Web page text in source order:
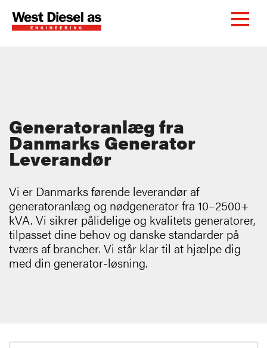
Generatoranlæg fra
Danmarks Generator
Leverandør
Vi er Danmarks førende leverandør af
generatoranlæg og nødgenerator fra 10–2500+
kVA. Vi sikrer pålidelige og kvalitets generatorer,
tilpasset dine behov og danske standarder på
tværs af brancher. Vi står klar til at hjælpe dig
med din generator-løsning.